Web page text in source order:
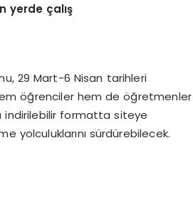
yerde çalış
29 Mart-6 Nisan tarihleri
öğrenciler hem de öğretmenler
indirilebilir formatta siteye
yolculuklarını sürdürebilecek.